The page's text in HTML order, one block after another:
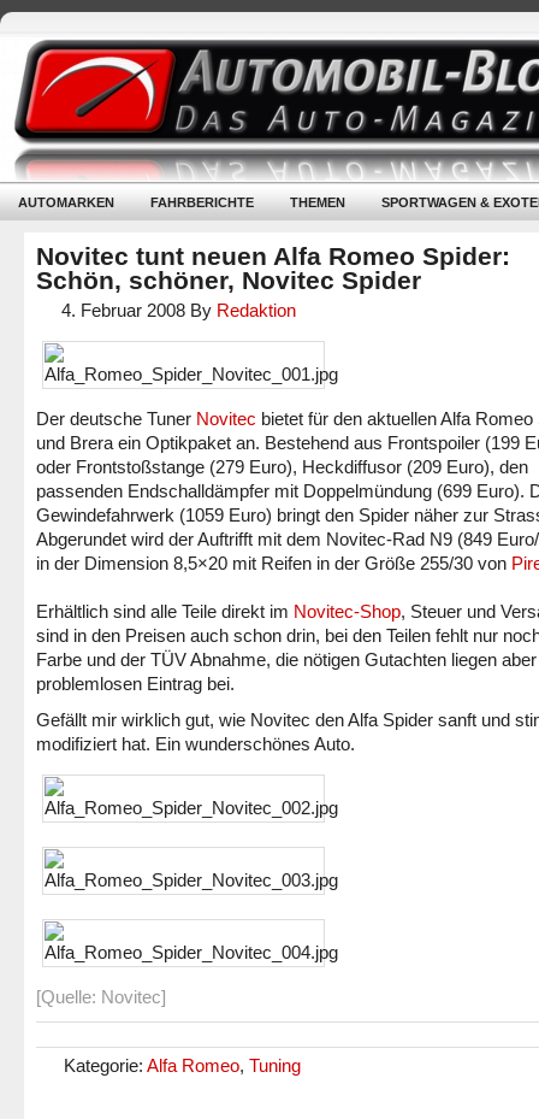
AUTOMARKEN FAHRBERICHTE THEMEN SPORTWAGEN &
Novitec tunt neuen Alfa Romeo Spider:
Schön, schöner, Novitec Spider
4. Februar 2008 By Redaktion
Der deutsche Tuner Novitec bietet für den aktuellen Alfa Romeo
und Brera ein Optikpaket an. Bestehend aus Frontspoiler (199
oder Frontstoßstange (279 Euro), Heckdiffusor (209 Euro), den
passenden Endschalldämpfer mit Doppelmündung (699 Euro).
Gewindefahrwerk (1059 Euro) bringt den Spider näher zur
Abgerundet wird der Auftrifft mit dem Novitec-Rad N9 (849
in der Dimension 8,5×20 mit Reifen in der Größe 255/30 von
Erhältlich sind alle Teile direkt im Novitec-Shop, Steuer und
sind in den Preisen auch schon drin, bei den Teilen fehlt nur
Farbe und der TÜV Abnahme, die nötigen Gutachten liegen
problemlosen Eintrag bei.
Gefällt mir wirklich gut, wie Novitec den Alfa Spider sanft und
modifiziert hat. Ein wunderschönes Auto.
[Quelle: Novitec]
Kategorie: Alfa Romeo, Tuning